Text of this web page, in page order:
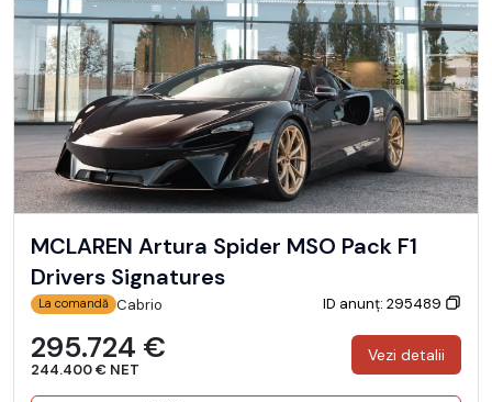
MCLAREN Artura Spider MSO Pack F1
Drivers Signatures
La comandă Cabrio ID anunț: 295489
295.724 €
244.400 € NET
Vezi detalii